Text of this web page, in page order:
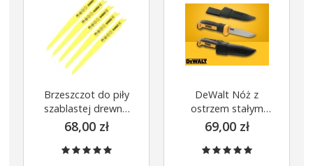
Brzeszczot do piły
szablastej drewno
228x4,2mm S1111VF
5szt. DeWalt
DT2349-QZ
68,00 zł
DeWalt Nóż z
ostrzem stałym
90mm + pochwa
DWHT1-10354
69,00 zł